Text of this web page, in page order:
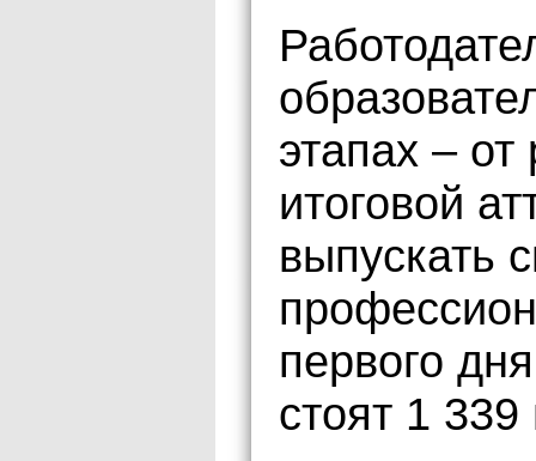
этапах –
итоговой
выпускать
первого
стоят 1 339